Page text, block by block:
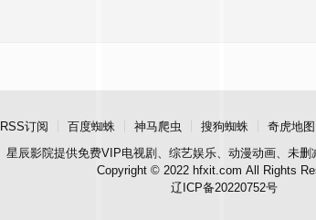
RSS订阅 百度蜘蛛 神马爬虫 搜狗蜘蛛 奇虎地图
星辰影院提供免费VIP电视剧、综艺娱乐、动漫动画、未删
Copyright © 2022 hfxit.com All Rights
辽ICP备20220752号